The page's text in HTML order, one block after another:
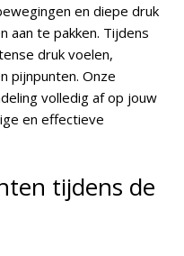
en diepe druk
aan te pakken. Tijdens
druk voelen,
pijnpunten. Onze
volledig af op jouw
en effectieve
tijdens de